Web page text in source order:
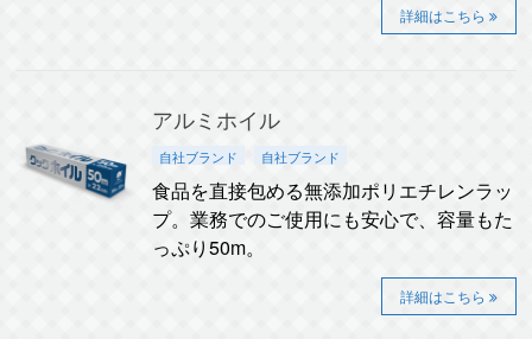
詳細はこちら
アルミホイル
自社ブランド 自社ブランド
食品を直接包める無添加ポリエチレンラッ
プ。業務でのご使用にも安心で、容量もた
っぷり50m。
詳細はこちら